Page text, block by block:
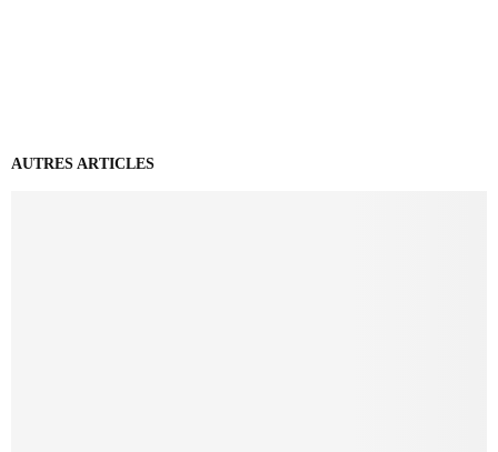
AUTRES ARTICLES